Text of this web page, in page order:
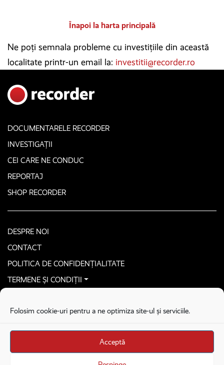
Folosim cookie-uri pentru a ne optimiza site-ul și serviciile.
Acceptă
Înapoi la harta principală
Ne poți semnala probleme cu investițiile din această
localitate printr-un email la: investitii@recorder.ro
DOCUMENTARELE RECORDER
INVESTIGAȚII
CEI CARE NE CONDUC
REPORTAJ
SHOP RECORDER
DESPRE NOI
CONTACT
POLITICA DE CONFIDENȚIALITATE
TERMENE ȘI CONDIȚII
Stega creative
Brandul Recorder e operat de Asociația Recorder Community, sub licența SC